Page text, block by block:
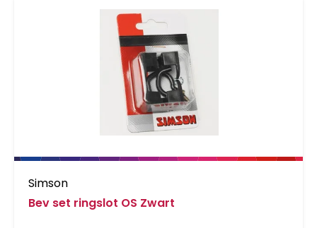
Simson
Bev set ringslot OS Zwart